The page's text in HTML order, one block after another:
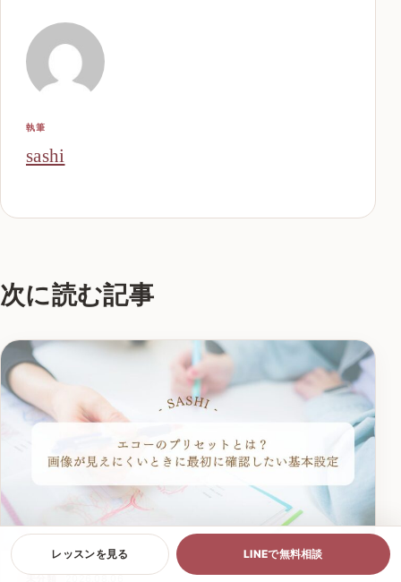
執筆
sashi
次に読む記事
未分類 2026.08.06
レッスンを見る LINEで無料相談